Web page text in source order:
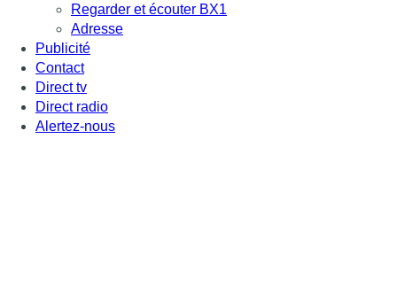
Regarder et écouter BX1
Adresse
Publicité
Contact
Direct tv
Direct radio
Alertez-nous